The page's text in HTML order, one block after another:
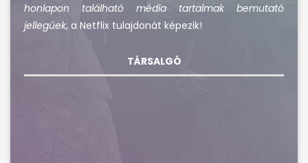
honlapon található média tartalmak bemutató
jellegűek, a Netflix tulajdonát képezik!
TÁRSALGÓ